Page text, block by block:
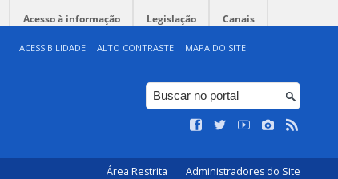
Acesso à informação Legislação Canais
ACESSIBILIDADE ALTO CONTRASTE MAPA DO SITE
Área Restrita Administradores do Site